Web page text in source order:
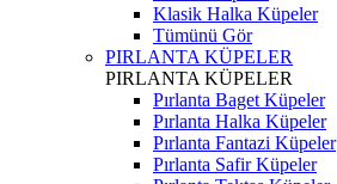
Klasik Halka Küpeler
Tümünü Gör
PIRLANTA KÜPELER
PIRLANTA KÜPELER
Pırlanta Baget Küpeler
Pırlanta Halka Küpeler
Pırlanta Fantazi Küpeler
Pırlanta Safir Küpeler